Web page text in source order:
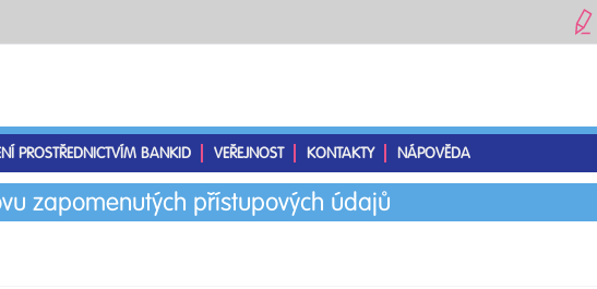
PROSTŘEDNICTVÍM BANKID VEŘEJNOST KONTAKTY NÁPOVĚDA
zapomenutých přístupových údajů